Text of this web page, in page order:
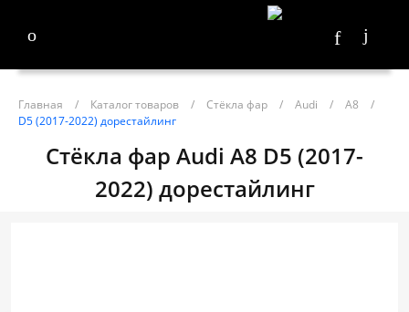
Главная / Каталог товаров / Стёкла фар / Audi / A8
/
D5 (2017-2022) дорестайлинг
Стёкла фар Audi A8 D5 (2017-
2022) дорестайлинг